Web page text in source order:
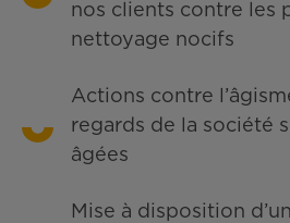
nos clients contre les
nettoyage nocifs
Actions contre
regards de la société
âgées
Mise à disposition